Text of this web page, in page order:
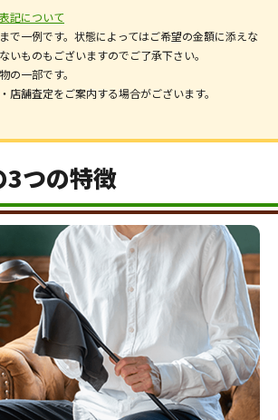
記について
で一例です。状態によってはご希望の金額に添えな
いものもございますのでご了承下さい。
一部です。
舗査定をご案内する場合がございます。
3つの特徴